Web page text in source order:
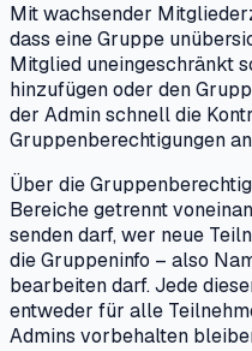
Mit wachsender
dass eine Gruppe
Mitglied uneingeschränkt
hinzufügen oder den
der Admin schnell die
Gruppenberechtigungen
Über die
Bereiche getrennt
senden darf, wer neue
die Gruppeninfo – also
bearbeiten darf. Jede
entweder für alle
Admins vorbehalten